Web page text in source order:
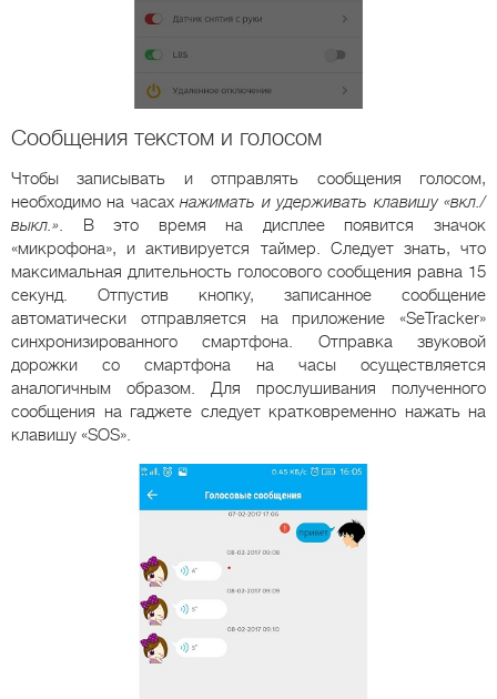
Сообщения текстом и голосом
Чтобы записывать и отправлять сообщения голосом,
необходимо на часахнажимать и удерживать клавишу «вкл./
выкл.». В это время на дисплее появится значок
«микрофона», и активируется таймер. Следует знать, что
максимальная длительность голосового сообщения равна 15
секунд. Отпустив кнопку, записанное сообщение
автоматически отправляется на приложение «SeTracker»
синхронизированного смартфона. Отправка звуковой
дорожки со смартфона на часы осуществляется
аналогичным образом. Для прослушивания полученного
сообщения на гаджете следует кратковременно нажать на
клавишу «SOS».